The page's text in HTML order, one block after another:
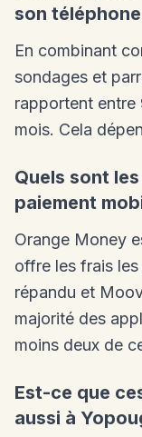
son
En combinant
sondages et
rapportent
mois. Cela
Quels sont
paiement
Orange Money
offre les frais
répandu et
majorité des
moins deux de
Est-ce que
aussi à